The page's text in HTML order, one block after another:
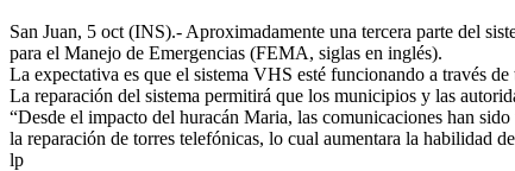
San Juan, 5 oct (INS).- Aproximadamente una tercera parte del
para el Manejo de Emergencias (FEMA, siglas en inglés).
La expectativa es que el sistema VHS esté funcionando a través
La reparación del sistema permitirá que los municipios y las
“Desde el impacto del huracán Maria, las comunicaciones han
la reparación de torres telefónicas, lo cual aumentara la habilidad
lp